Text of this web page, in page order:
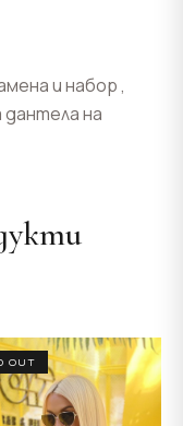
и набор ,
на
OUT